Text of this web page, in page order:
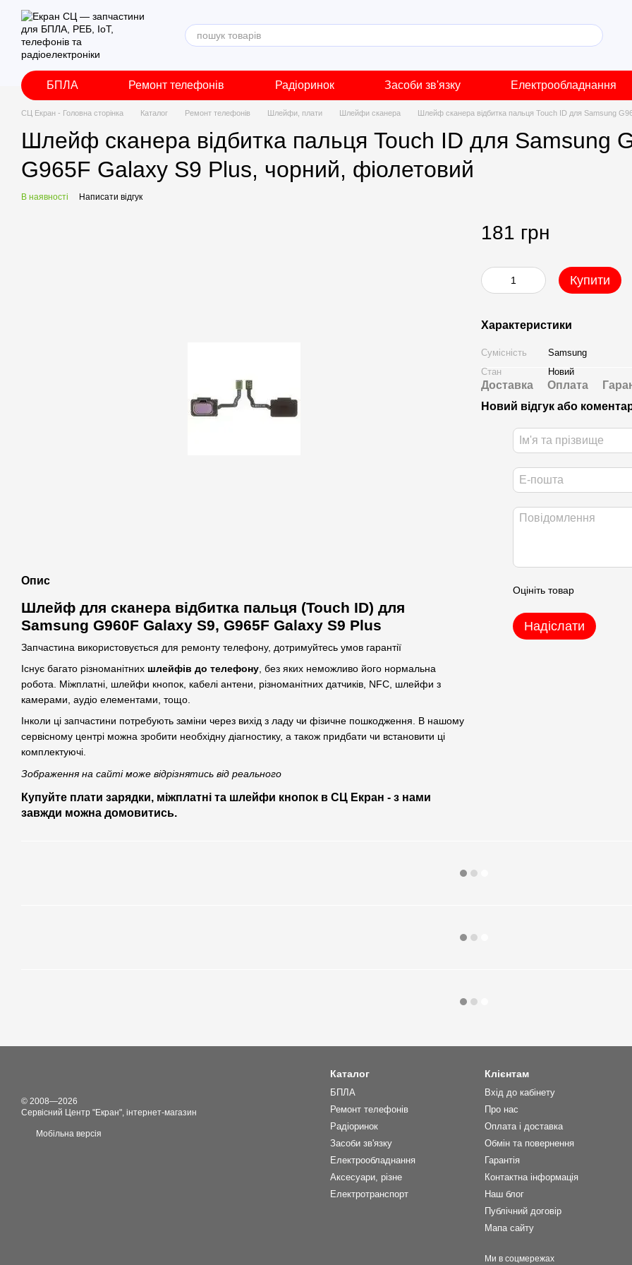
Перейти до основного контенту
БПЛА Ремонт телефонів Радіоринок Засоби зв'язку Електрообладнання
СЦ Екран - Головна сторінка Каталог Ремонт телефонів Шлейфи, плати Шлейфи сканера Шлейф сканера відбитка пальця Touch ID для Samsung
Шлейф сканера відбитка пальця Touch ID для Samsung
G965F Galaxy S9 Plus, чорний, фіолетовий
В наявності Написати відгук
Опис
Шлейф для сканера відбитка пальця (Touch ID) для
Samsung G960F Galaxy S9, G965F Galaxy S9 Plus
Запчастина використовується для ремонту телефону, дотримуйтесь умов гарантії
Існує багато різноманітних шлейфів до телефону , без яких неможливо його нормальна
робота. Міжплатні, шлейфи кнопок, кабелі антени, різноманітних датчиків, NFC, шлейфи з
камерами, аудіо елементами, тощо.
Інколи ці запчастини потребують заміни через вихід з ладу чи фізичне пошкодження. В нашому
сервісному центрі можна зробити необхідну діагностику, а також придбати чи встановити ці
комплектуючі.
Зображення на сайті може відрізнятись від реального
Купуйте плати зарядки, міжплатні та шлейфи кнопок в СЦ Екран - з нами
завжди можна домовитись.
181 грн
Купити
Характеристики
Сумісність
Samsung
Стан
Новий
Доставка Оплата
Новий відгук або
Оцініть товар
Надіслати
© 2008—2026
Сервісний Центр "Екран", інтернет-магазин
Мобільна версія
Каталог
БПЛА
Ремонт телефонів
Радіоринок
Засоби зв'язку
Електрообладнання
Аксесуари, різне
Електротранспорт
Клієнтам
Вхід до кабінету
Про нас
Оплата і доставка
Обмін та повернення
Гарантія
Контактна інформація
Наш блог
Публічний договір
Мапа сайту
Ми в соцмережах